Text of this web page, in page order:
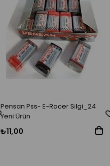
Pensan Pss- E-Racer Silgi_24
Yeni Ürün
₺11,00